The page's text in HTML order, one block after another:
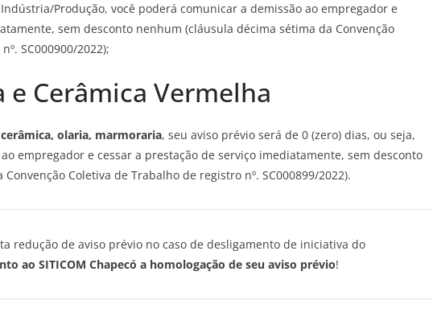
Produção, você poderá comunicar a demissão ao empregador e
sem desconto nenhum (cláusula décima sétima da Convenção
SC000900/2022);
Cerâmica Vermelha
olaria, marmoraria, seu aviso prévio será de 0 (zero) dias, ou seja,
empregador e cessar a prestação de serviço imediatamente, sem desconto
Coletiva de Trabalho de registro nº. SC000899/2022).
redução de aviso prévio no caso de desligamento de iniciativa do
ao SITICOM Chapecó a homologação de seu aviso prévio!